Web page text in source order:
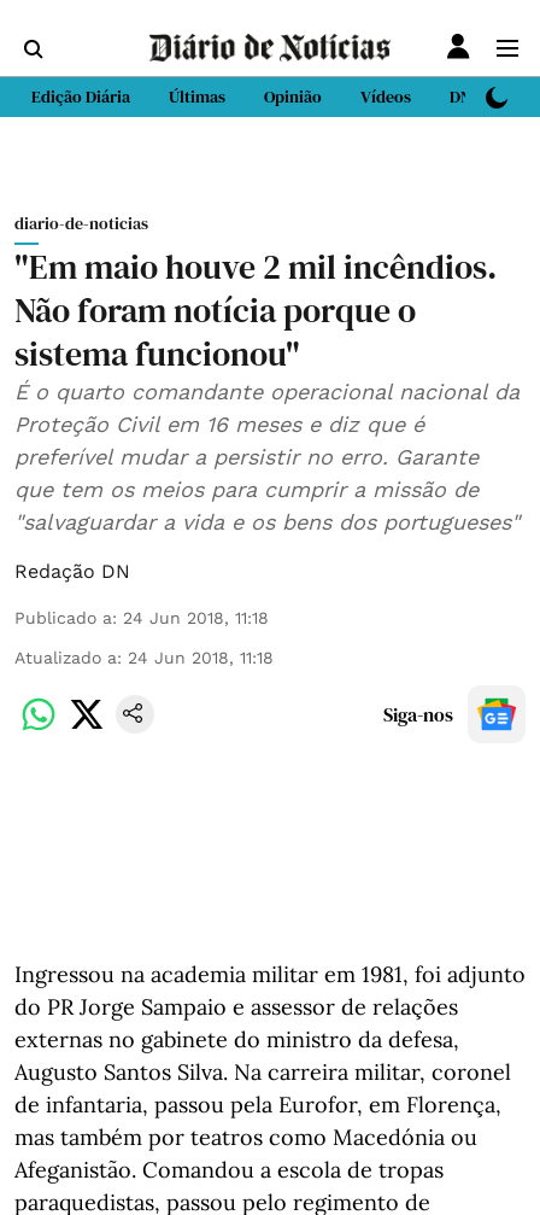
Edição Diária Últimas Opinião Vídeos DN Sport
diario-de-noticias
"Em maio houve 2 mil incêndios.
Não foram notícia porque o
sistema funcionou"
É o quarto comandante operacional nacional da
Proteção Civil em 16 meses e diz que é
preferível mudar a persistir no erro. Garante
que tem os meios para cumprir a missão de
"salvaguardar a vida e os bens dos portugueses"
Redação DN
Publicado a: 24 Jun 2018, 11:18
Atualizado a: 24 Jun 2018, 11:18
Siga-nos
Ingressou na academia militar em 1981, foi adjunto
do PR Jorge Sampaio e assessor de relações
externas no gabinete do ministro da defesa,
Augusto Santos Silva. Na carreira militar, coronel
de infantaria, passou pela Eurofor, em Florença,
mas também por teatros como Macedónia ou
Afeganistão. Comandou a escola de tropas
paraquedistas, passou pelo regimento de